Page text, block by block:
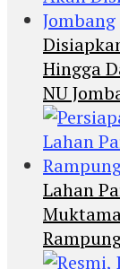
Hingga
NU
Lahan